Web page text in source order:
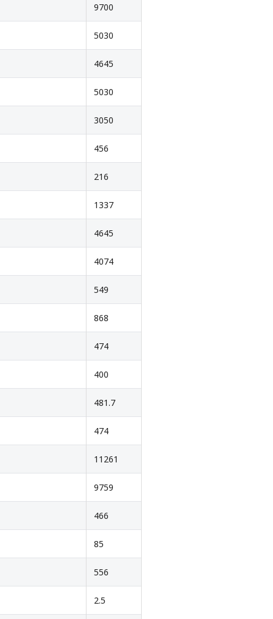
9700
5030
4645
5030
3050
456
216
1337
4645
4074
549
868
474
400
481.7
474
11261
9759
466
85
556
2.5